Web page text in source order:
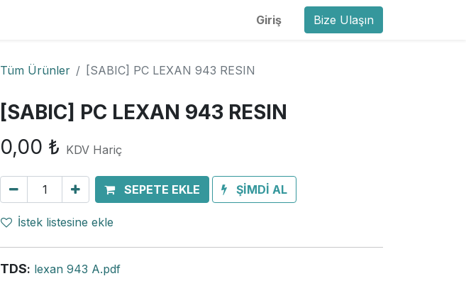
Giriş Bize Ulaşın
Tüm Ürünler [SABIC] PC LEXAN 943 RESIN
[SABIC] PC LEXAN 943 RESIN
0,00 ₺ KDV Hariç
SEPETE EKLE ŞİMDİ AL
İstek listesine ekle
TDS: lexan 943 A.pdf